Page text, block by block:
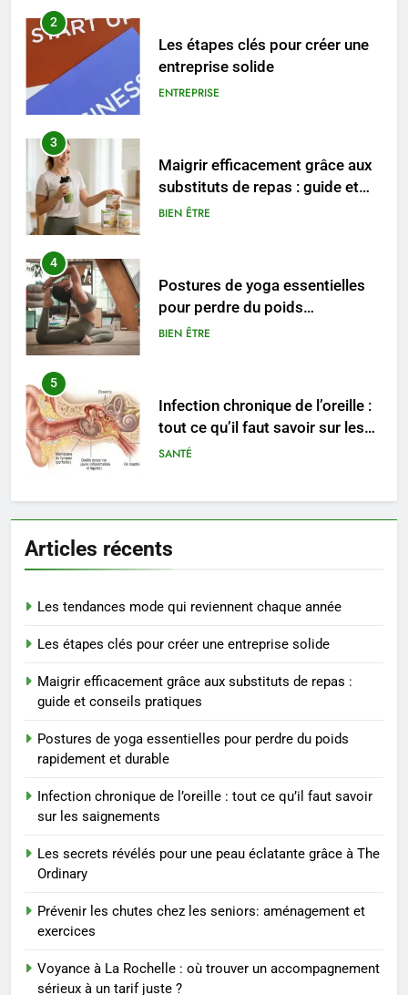
2
Les étapes clés pour créer une
entreprise solide
ENTREPRISE
3
Maigrir efficacement grâce aux
substituts de repas : guide et
conseils pratiques
BIEN ÊTRE
4
Postures de yoga essentielles
pour perdre du poids
rapidement et durable
BIEN ÊTRE
5
Infection chronique de l’oreille :
tout ce qu’il faut savoir sur les
saignements
SANTÉ
6
peau éclatante grâce à The
Ordinary
SANTÉ
Prévenir les chutes chez les
exercices
BIEN ÊTRE
8
Voyance à La Rochelle : où
trouver un accompagnement
sérieux à un tarif juste ?
BIEN ÊTRE
1
reviennent chaque année
2
Articles récents
Les tendances mode qui reviennent chaque année
Les étapes clés pour créer une entreprise solide
Maigrir efficacement grâce aux substituts de repas :
guide et conseils pratiques
Postures de yoga essentielles pour perdre du poids
rapidement et durable
Infection chronique de l’oreille : tout ce qu’il faut savoir
sur les saignements
Les secrets révélés pour une peau éclatante grâce à The
Ordinary
Prévenir les chutes chez les seniors: aménagement et
exercices
Voyance à La Rochelle : où trouver un accompagnement
sérieux à un tarif juste ?